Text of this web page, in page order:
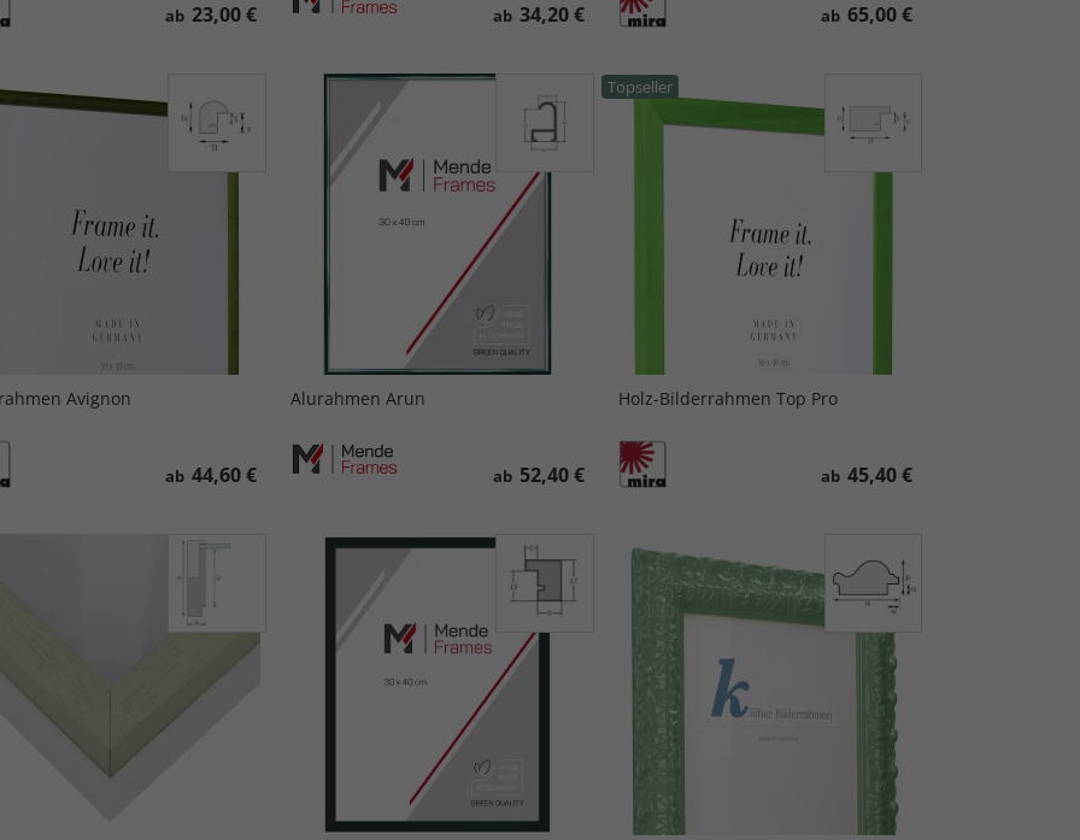
ab 23,00 € ab 34,20 € ab 65,00 €
Avignon
ab 44,60 €
Alurahmen Arun
ab 52,40 €
Topseller
Holz-Bilderrahmen Top Pro
ab 45,40 €